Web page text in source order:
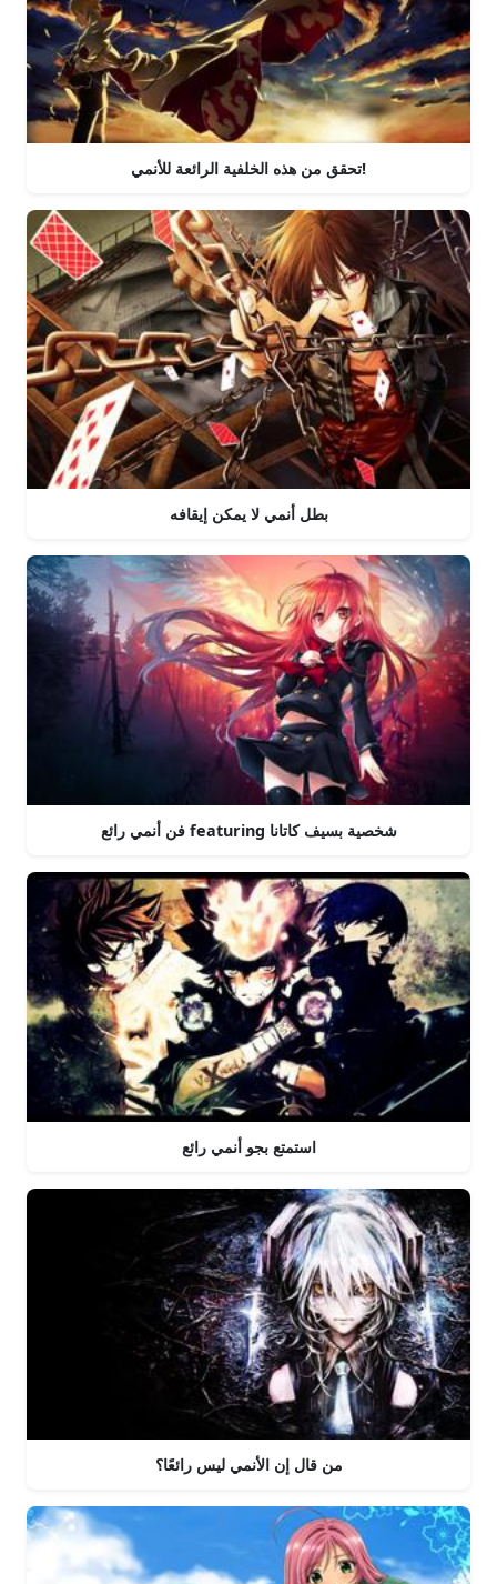
تحقق من هذه الخلفية الرائعة للأنمي!
بطل أنمي لا يمكن إيقافه
فن أنمي رائع featuring شخصية بسيف كاتانا
استمتع بجو أنمي رائع
من قال إن الأنمي ليس رائعًا؟